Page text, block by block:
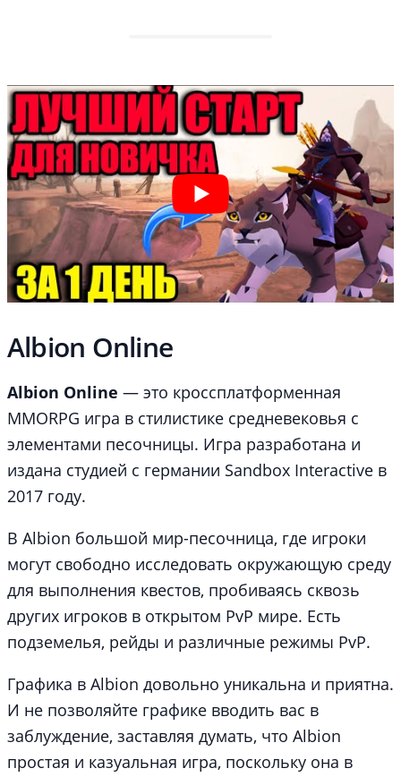
Albion Online
Albion Online — это кроссплатформенная
MMORPG игра в стилистике средневековья с
элементами песочницы. Игра разработана и
издана студией с германии Sandbox Interactive в
2017 году.
В Albion большой мир-песочница, где игроки
могут свободно исследовать окружающую среду
для выполнения квестов, пробиваясь сквозь
других игроков в открытом PvP мире. Есть
подземелья, рейды и различные режимы PvP.
Графика в Albion довольно уникальна и приятна.
И не позволяйте графике вводить вас в
заблуждение, заставляя думать, что Albion
простая и казуальная игра, поскольку она в